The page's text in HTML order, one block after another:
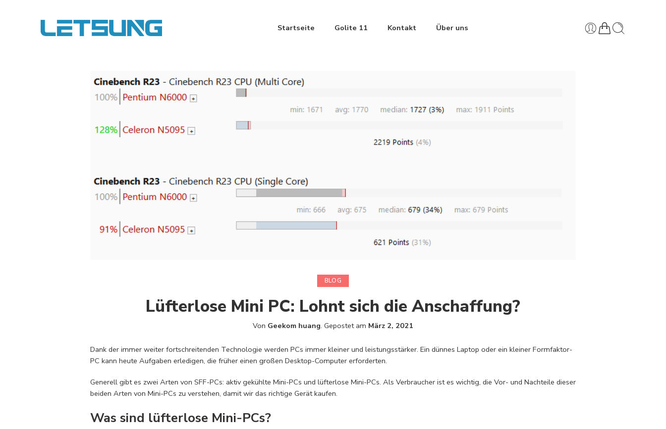
Startseite Golite 11 Kontakt Über uns
BLOG
Lüfterlose Mini PC: Lohnt sich die Anschaffung?
Von Geekom huang. Gepostet am März 2, 2021
Dank der immer weiter fortschreitenden Technologie werden PCs immer kleiner und leistungsstärker. Ein dünnes Laptop oder ein kleiner Formfaktor-
PC kann heute Aufgaben erledigen, die früher einen großen Desktop-Computer erforderten.
Generell gibt es zwei Arten von SFF-PCs: aktiv gekühlte Mini-PCs und lüfterlose Mini-PCs. Als Verbraucher ist es wichtig, die Vor- und Nachteile dieser
beiden Arten von Mini-PCs zu verstehen, damit wir das richtige Gerät kaufen.
Was sind lüfterlose Mini-PCs?